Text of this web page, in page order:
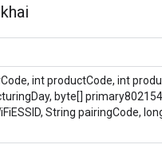
int productCode, int
byte[]
String pairingCode,